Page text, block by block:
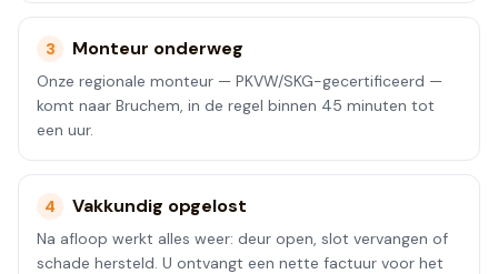
3 Monteur onderweg
Onze regionale monteur — PKVW/SKG-gecertificeerd —
komt naar Bruchem, in de regel binnen 45 minuten tot
een uur.
4 Vakkundig opgelost
Na afloop werkt alles weer: deur open, slot vervangen of
schade hersteld. U ontvangt een nette factuur voor het